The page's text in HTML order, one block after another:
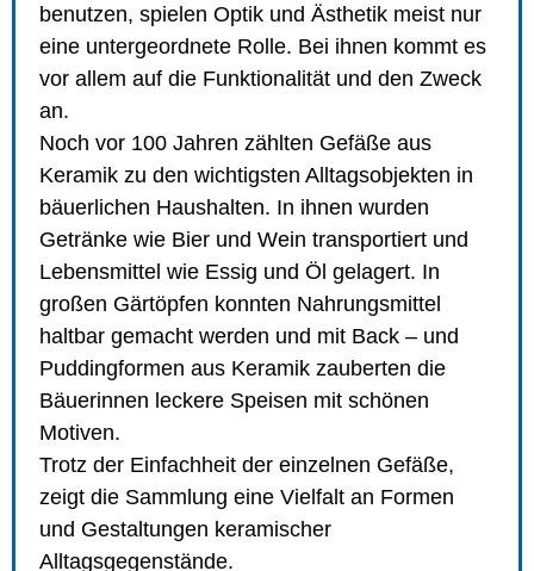
benutzen, spielen Optik und Ästhetik meist nur
eine untergeordnete Rolle. Bei ihnen kommt es
vor allem auf die Funktionalität und den Zweck
an.
Noch vor 100 Jahren zählten Gefäße aus
Keramik zu den wichtigsten Alltagsobjekten in
bäuerlichen Haushalten. In ihnen wurden
Getränke wie Bier und Wein transportiert und
Lebensmittel wie Essig und Öl gelagert. In
großen Gärtöpfen konnten Nahrungsmittel
haltbar gemacht werden und mit Back – und
Puddingformen aus Keramik zauberten die
Bäuerinnen leckere Speisen mit schönen
Motiven.
Trotz der Einfachheit der einzelnen Gefäße,
zeigt die Sammlung eine Vielfalt an Formen
und Gestaltungen keramischer
Alltagsgegenstände.